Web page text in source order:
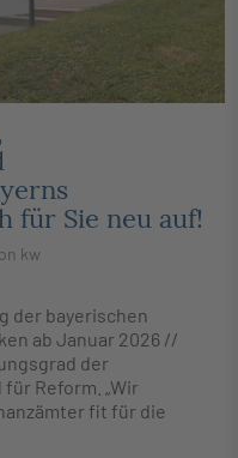
für Sie neu auf!
kw
der bayerischen
ab Januar 2026 //
der
Reform. „Wir
fit für die